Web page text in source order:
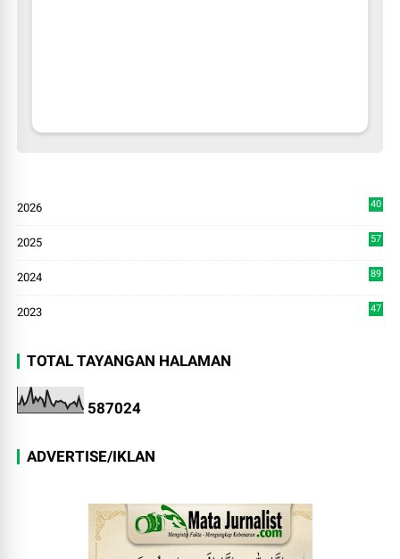
2026
40
2025
57
2024
89
2023 47
TOTAL TAYANGAN HALAMAN
587024
ADVERTISE/IKLAN